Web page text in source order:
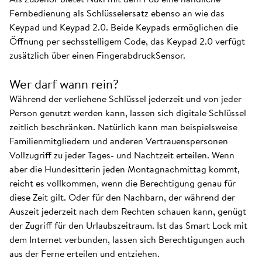
Fernbedienung als Schlüsselersatz ebenso an wie das
Keypad und Keypad 2.0. Beide Keypads ermöglichen die
Öffnung per sechsstelligem Code, das Keypad 2.0 verfügt
zusätzlich über einen FingerabdruckSensor.
Wer darf wann rein?
Während der verliehene Schlüssel jederzeit und von jeder
Person genutzt werden kann, lassen sich digitale Schlüssel
zeitlich beschränken. Natürlich kann man beispielsweise
Familienmitgliedern und anderen Vertrauenspersonen
Vollzugriff zu jeder Tages- und Nachtzeit erteilen. Wenn
aber die Hundesitterin jeden Montagnachmittag kommt,
reicht es vollkommen, wenn die Berechtigung genau für
diese Zeit gilt. Oder für den Nachbarn, der während der
Auszeit jederzeit nach dem Rechten schauen kann, genügt
der Zugriff für den Urlaubszeitraum. Ist das Smart Lock mit
dem Internet verbunden, lassen sich Berechtigungen auch
aus der Ferne erteilen und entziehen.